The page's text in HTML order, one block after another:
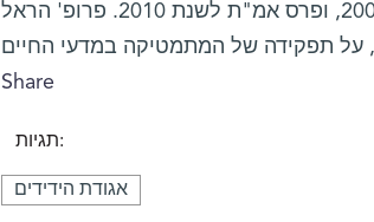
המחשב ומתמטיקה שימושית, חתן פרס ישראל לשנת 2004, ופרס אמ"ת לשנת 2010. פרופ' הראל
Share
תגיות:
אגודת הידידים